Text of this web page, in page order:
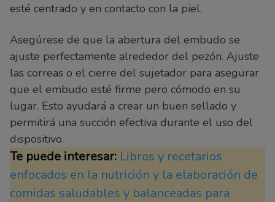
esté centrado y en contacto con la piel.
Asegúrese de que la abertura del embudo se
ajuste perfectamente alrededor del pezón. Ajuste
las correas o el cierre del sujetador para asegurar
que el embudo esté firme pero cómodo en su
lugar. Esto ayudará a crear un buen sellado y
permitirá una succión efectiva durante el uso del
dispositivo.
Te puede interesar: Libros y recetarios
enfocados en la nutrición y la elaboración de
comidas saludables y balanceadas para